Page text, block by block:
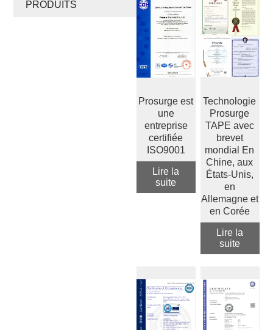
Prosurge est
une
entreprise
certifiée
ISO9001
Lire la
suite
Technologie
Prosurge
TAPE avec
brevet
mondial En
Chine, aux
États-Unis,
en
Allemagne et
en Corée
Lire la
suite
PRODUITS